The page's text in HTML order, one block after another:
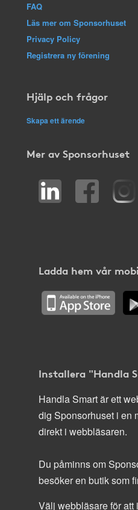
FAQ
Läs mer om Sponsorhuset
Privacy Policy
Registrera ny förening
Hjälp och frågor
Skapa ett ärende
Mer av Sponsorhuset
Ladda hem vår
Installera "Handla
Handla Smart är ett
dig Sponsorhuset i en
direkt i webbläsaren.
Du påminns om
besöker en butik som
Välj webbläsare för att